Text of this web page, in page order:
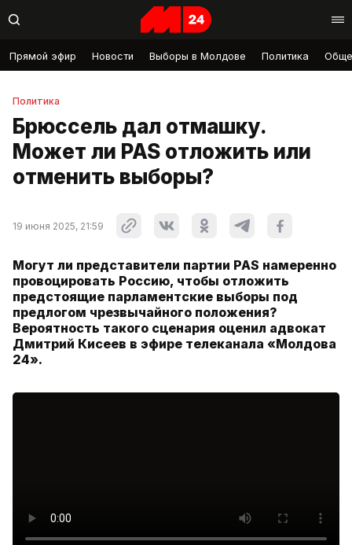
Прямой эфир Новости Выборы в Молдове Политика
Политика
Брюссель дал отмашку.
Может ли PAS отложить или
отменить выборы?
19 июня 2025, 21:59
Могут ли представители партии PAS намеренно
провоцировать Россию, чтобы отложить
предстоящие парламентские выборы под
предлогом чрезвычайного положения?
Вероятность такого сценария оценил адвокат
Дмитрий Кисеев в эфире телеканала «Молдова
24».